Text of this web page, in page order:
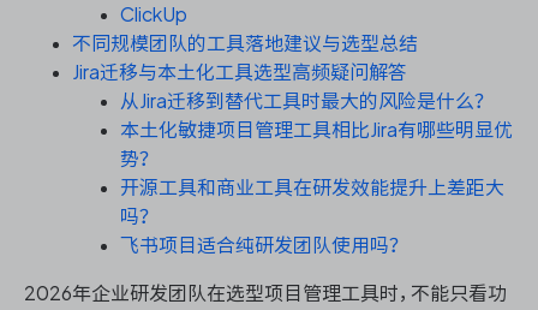
服务台和工单管理
IPD 研发管理
ASPICE 研发管理
ONES 资讯
ClickUp
不同规模团队的工具落地建议与选型总结
Jira迁移与本土化工具选型高频疑问解答
从Jira迁移到替代工具时最大的风险是什么？
本土化敏捷项目管理工具相比Jira有哪些明显优
势？
开源工具和商业工具在研发效能提升上差距大
吗？
飞书项目适合纯研发团队使用吗？
2026年企业研发团队在选型项目管理工具时，不能只看功